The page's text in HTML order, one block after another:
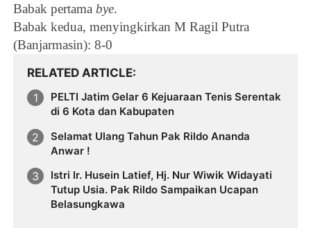
Babak pertamabye.
Babak kedua, menyingkirkan M Ragil Putra
(Banjarmasin): 8-0
RELATED ARTICLE
PELTI Jatim Gelar 6 Kejuaraan Tenis Serentak
di 6 Kota dan Kabupaten
Selamat Ulang Tahun Pak Rildo Ananda
Anwar !
Istri Ir. Husein Latief, Hj. Nur Wiwik Widayati
Tutup Usia. Pak Rildo Sampaikan Ucapan
Belasungkawa